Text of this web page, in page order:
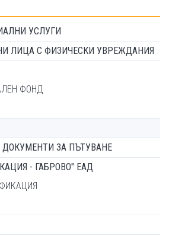
УСЛУГИ
ЛИЦА С ФИЗИЧЕСКИ УВРЕЖДАНИЯ
ФОНД
ЗА ПЪТУВАНЕ
- ГАБРОВО" ЕАД